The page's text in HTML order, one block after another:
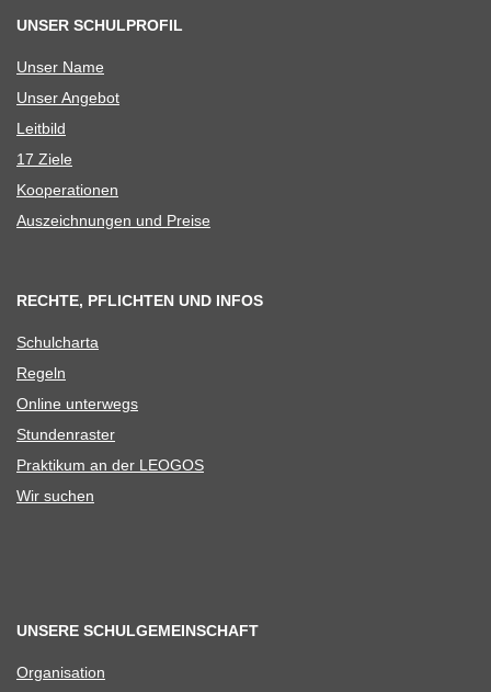
UNSER SCHULPROFIL
Unser Name
Unser Ange­bot
Leit­bild
17 Ziele
Koope­ra­tio­nen
Aus­zeich­nun­gen und Preise
RECHTE, PFLICHTEN UND INFOS
Schul­charta
Regeln
Online unter­wegs
Stun­den­ras­ter
Prak­ti­kum an der LEOGOS
Wir suchen
UNSERE SCHULGEMEINSCHAFT
Orga­ni­sa­tion